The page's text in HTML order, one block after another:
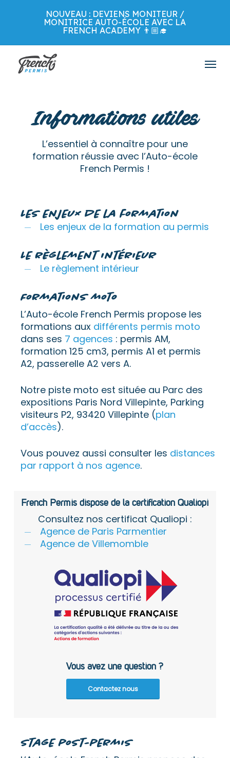
content
NOUVEAU : DEVIENS MONITEUR /
MONITRICE AUTO-ÉCOLE AVEC LA
FRENCH ACADEMY 👨🏼‍🎓
Menu
Informations utiles
L’essentiel à connaître pour une
formation réussie avec l’Auto-école
French Permis !
Les enjeux de la formation
Les enjeux de la formation au permis
Le règlement intérieur
Le règlement intérieur
Formations moto
L’Auto-école French Permis propose les
formations aux différents permis moto
dans ses 7 agences : permis AM,
formation 125 cm3, permis A1 et permis
A2, passerelle A2 vers A.
Notre piste moto est située au Parc des
expositions Paris Nord Villepinte, Parking
visiteurs P2, 93420 Villepinte (plan
d’accès).
Vous pouvez aussi consulter les distances
par rapport à nos agence.
French Permis dispose de la certification Qualiopi
Consultez nos certificat Qualiopi :
Agence de Paris Parmentier
Agence de Villemomble
Vous avez une question ?
Contactez nous
Stage post-permis